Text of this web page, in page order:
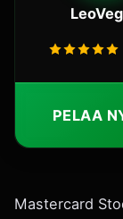
PELAA
Mastercard